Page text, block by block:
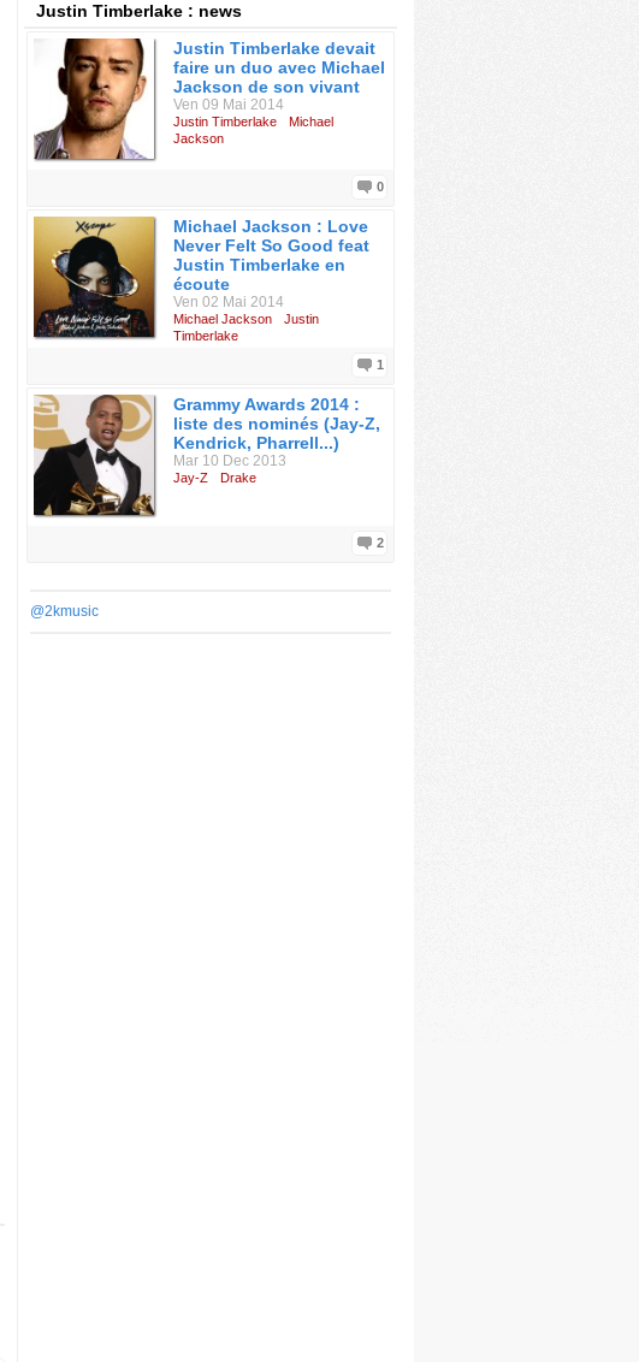
Justin Timberlake : news
Justin Timberlake devait
faire un duo avec Michael
Jackson de son vivant
Ven 09 Mai 2014
Justin Timberlake
Michael
Jackson
0
Michael Jackson : Love
Never Felt So Good feat
Justin Timberlake en
écoute
Ven 02 Mai 2014
Michael Jackson
Justin
Timberlake
1
Grammy Awards 2014 :
liste des nominés (Jay-Z,
Kendrick, Pharrell...)
Mar 10 Dec 2013
Jay-Z Drake
2
@2kmusic